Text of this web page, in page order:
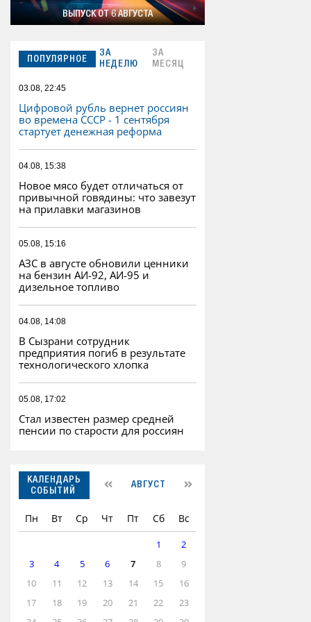
ВЫПУСК ОТ 6 АВГУСТА
ПОПУЛЯРНОЕ
ЗА
НЕДЕЛЮ
ЗА
МЕСЯЦ
03.08, 22:45
Цифровой рубль вернет россиян
во времена СССР - 1 сентября
стартует денежная реформа
04.08, 15:38
Новое мясо будет отличаться от
привычной говядины: что завезут
на прилавки магазинов
05.08, 15:16
АЗС в августе обновили ценники
на бензин АИ-92, АИ-95 и
дизельное топливо
04.08, 14:08
В Сызрани сотрудник
предприятия погиб в результате
технологического хлопка
05.08, 17:02
Стал известен размер средней
пенсии по старости для россиян
КАЛЕНДАРЬ
СОБЫТИЙ
АВГУСТ
Пн Вт Ср Чт Пт Сб Вс
1
2
3
4 5 6 7 8
9
10
11 12 13 14 15
16
17
18 19 20 21 22
23